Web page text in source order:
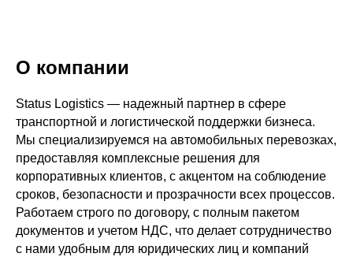
О компании
Status Logistics — надежный партнер в сфере
транспортной и логистической поддержки бизнеса.
Мы специализируемся на автомобильных перевозках,
предоставляя комплексные решения для
корпоративных клиентов, с акцентом на соблюдение
сроков, безопасности и прозрачности всех процессов.
Работаем строго по договору, с полным пакетом
документов и учетом НДС, что делает сотрудничество
с нами удобным для юридических лиц и компаний